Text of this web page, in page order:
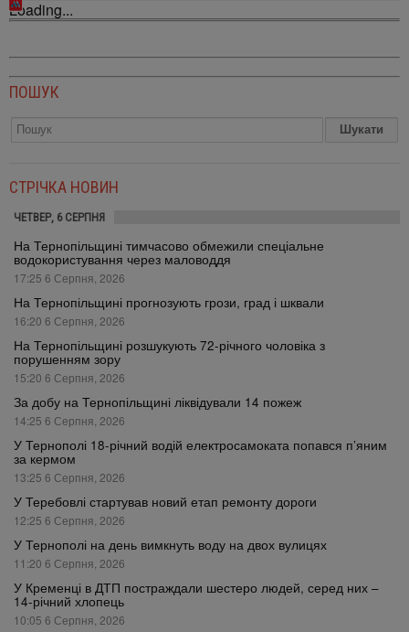
Loading...
ПОШУК
СТРІЧКА НОВИН
ЧЕТВЕР, 6 СЕРПНЯ
На Тернопільщині тимчасово обмежили спеціальне
водокористування через маловоддя
17:25 6 Серпня, 2026
На Тернопільщині прогнозують грози, град і шквали
16:20 6 Серпня, 2026
На Тернопільщині розшукують 72-річного чоловіка з
порушенням зору
15:20 6 Серпня, 2026
За добу на Тернопільщині ліквідували 14 пожеж
14:25 6 Серпня, 2026
У Тернополі 18-річний водій електросамоката попався п’яним
за кермом
13:25 6 Серпня, 2026
У Теребовлі стартував новий етап ремонту дороги
12:25 6 Серпня, 2026
У Тернополі на день вимкнуть воду на двох вулицях
11:20 6 Серпня, 2026
У Кременці в ДТП постраждали шестеро людей, серед них –
14-річний хлопець
10:05 6 Серпня, 2026